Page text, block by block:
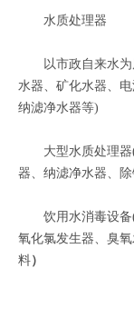
水质处理器
以市政自来水为
水器、矿化水器、
纳滤净水器等)
大型水质处理器(
器、纳滤净水器、
饮用水消毒设备(
氧化氯发生器、臭
料）